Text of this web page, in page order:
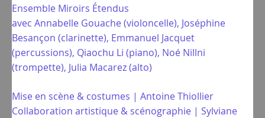
Ensemble Miroirs Étendus
avec Annabelle Gouache (violoncelle), Joséphine
Besançon (clarinette), Emmanuel Jacquet
(percussions), Qiaochu Li (piano), Noé Nillni
(trompette), Julia Macarez (alto)
Mise en scène & costumes | Antoine Thiollier
Collaboration artistique & scénographie | Sylviane